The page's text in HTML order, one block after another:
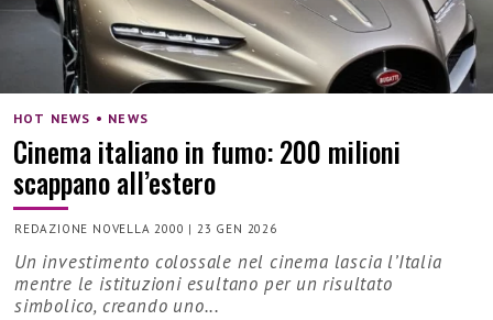
HOT NEWS • NEWS
Cinema italiano in fumo: 200 milioni
scappano all’estero
REDAZIONE NOVELLA 2000 |23 GEN 2026
Un investimento colossale nel cinema lascia l’Italia
mentre le istituzioni esultano per un risultato
simbolico, creando uno...